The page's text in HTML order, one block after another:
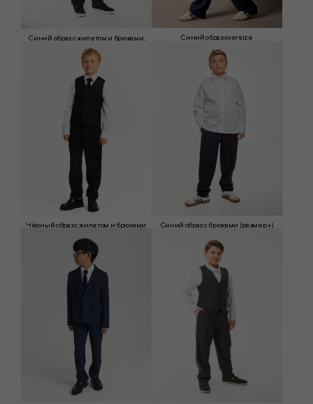
Синий образ с жилетом и брюками Синий образ oversize
Чёрный образ с жилетом и брюками Синий образ с брюками (размер +)